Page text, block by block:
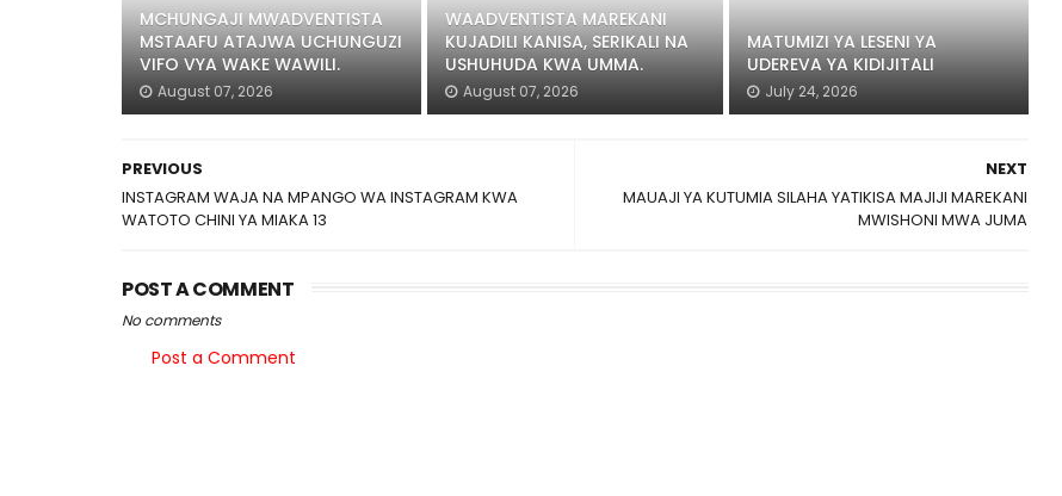
MCHUNGAJI MWADVENTISTA
MSTAAFU ATAJWA UCHUNGUZI
VIFO VYA WAKE WAWILI.
August 07, 2026
WAADVENTISTA MAREKANI
KUJADILI KANISA, SERIKALI NA
USHUHUDA KWA UMMA.
August 07, 2026
MATUMIZI YA LESENI YA
UDEREVA YA KIDIJITALI
July 24, 2026
NEXT
MAUAJI YA KUTUMIA SILAHA YATIKISA MAJIJI MAREKANI
MWISHONI MWA JUMA
PREVIOUS
INSTAGRAM WAJA NA MPANGO WA INSTAGRAM KWA
WATOTO CHINI YA MIAKA 13
POST A COMMENT
No comments
Post a Comment